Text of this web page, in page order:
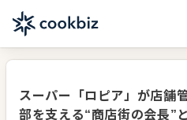
スーパー「ロピア」が店舗
部を支える“商店街の会長”